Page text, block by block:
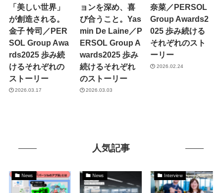
「美しい世界」
が創造される。
金子 怜司／PER
SOL Group Awa
rds2025 歩み続
けるそれぞれの
ストーリー
2026.03.17
ョンを深め、喜
び合うこと。Yas
min De Laine／P
ERSOL Group A
wards2025 歩み
続けるそれぞれ
のストーリー
2026.03.03
奈菜／PERSOL
Group Awards2
025 歩み続ける
それぞれのスト
ーリー
2026.02.24
人気記事
News News Interview